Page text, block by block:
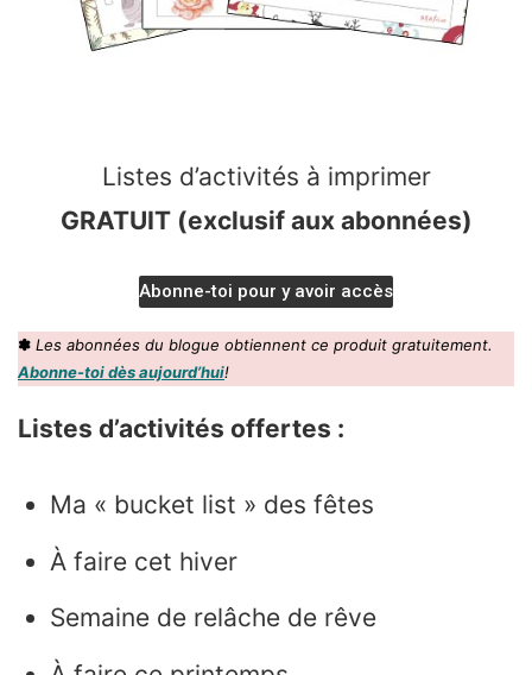
Listes d’activités à imprimer
GRATUIT (exclusif aux abonnées)
Abonne-toi pour y avoir accès
✽ Les abonnées du blogue obtiennent ce produit gratuitement.
Abonne-toi dès aujourd’hui!
Listes d’activités offertes :
Ma « bucket list » des fêtes
À faire cet hiver
Semaine de relâche de rêve